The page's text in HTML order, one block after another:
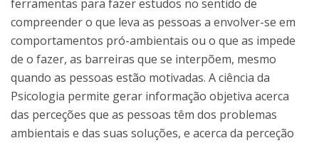
ferramentas para fazer estudos no sentido de
compreender o que leva as pessoas a envolver-se em
comportamentos pró-ambientais ou o que as impede
de o fazer, as barreiras que se interpõem, mesmo
quando as pessoas estão motivadas. A ciência da
Psicologia permite gerar informação objetiva acerca
das perceções que as pessoas têm dos problemas
ambientais e das suas soluções, e acerca da perceção